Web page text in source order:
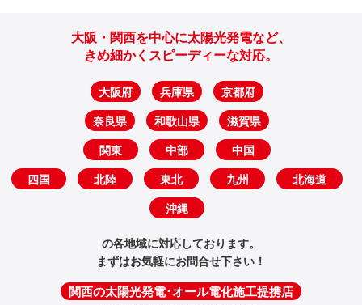
大阪・関西を中心に太陽光発電など、
きめ細かくスピーディーな対応。
大阪府 兵庫県 京都府
奈良県 和歌山県 滋賀県
関東 中部 中国
四国 北陸 東北 九州 北海道
沖縄
の各地域に対応しております。
まずはお気軽にお問合せ下さい！
関西の太陽光発電･オール電化施工提携店